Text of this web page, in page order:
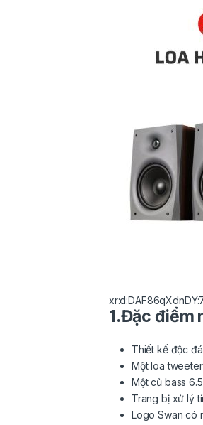
1.Đặc điểm
Thiết kế độc
Một loa
Một củ bass
Trang bị xử lý
Logo Swan có